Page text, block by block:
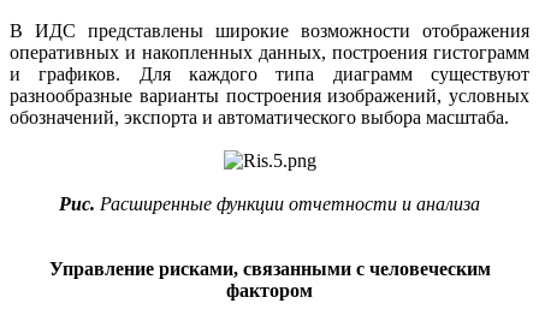
В ИДС представлены широкие возможности отображения
оперативных и накопленных данных, построения гистограмм
и графиков. Для каждого типа диаграмм существуют
разнообразные варианты построения изображений, условных
обозначений, экспорта и автоматического выбора масштаба.
Рис. Расширенные функции отчетности и анализа
Управление рисками, связанными с человеческим
фактором